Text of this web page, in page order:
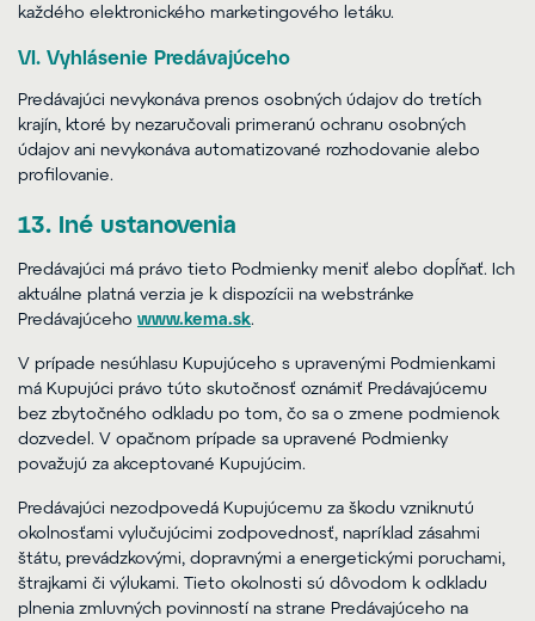
každého elektronického marketingového letáku.
VI. Vyhlásenie Predávajúceho
Predávajúci nevykonáva prenos osobných údajov do tretích
krajín, ktoré by nezaručovali primeranú ochranu osobných
údajov ani nevykonáva automatizované rozhodovanie alebo
profilovanie.
13. Iné ustanovenia
Predávajúci má právo tieto Podmienky meniť alebo dopĺňať. Ich
aktuálne platná verzia je k dispozícii na webstránke
Predávajúceho www.kema.sk.
V prípade nesúhlasu Kupujúceho s upravenými Podmienkami
má Kupujúci právo túto skutočnosť oznámiť Predávajúcemu
bez zbytočného odkladu po tom, čo sa o zmene podmienok
dozvedel. V opačnom prípade sa upravené Podmienky
považujú za akceptované Kupujúcim.
Predávajúci nezodpovedá Kupujúcemu za škodu vzniknutú
okolnosťami vylučujúcimi zodpovednosť, napríklad zásahmi
štátu, prevádzkovými, dopravnými a energetickými poruchami,
štrajkami či výlukami. Tieto okolnosti sú dôvodom k odkladu
plnenia zmluvných povinností na strane Predávajúceho na